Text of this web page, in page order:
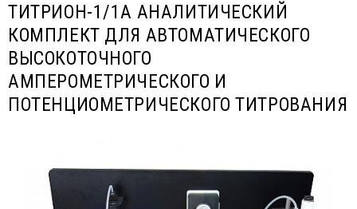
ТИТРИОН-1/1А АНАЛИТИЧЕСКИЙ
КОМПЛЕКТ ДЛЯ АВТОМАТИЧЕСКОГО
ВЫСОКОТОЧНОГО
АМПЕРОМЕТРИЧЕСКОГО И
ПОТЕНЦИОМЕТРИЧЕСКОГО ТИТРОВАНИЯ